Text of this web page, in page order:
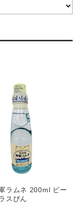
ラムネ 200ml ビー
スびん